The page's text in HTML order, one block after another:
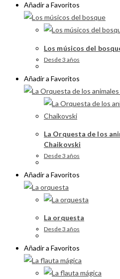
Añadir a Favoritos
Los músicos del
Desde 3 años
Añadir a Favoritos
La Orquesta de los
Chaikovski
Desde 3 años
Añadir a Favoritos
La orquesta
Desde 3 años
Añadir a Favoritos